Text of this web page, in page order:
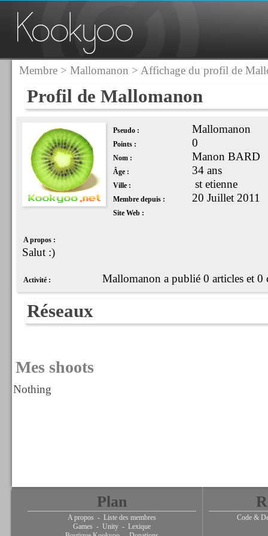
Membre> Mallomanon > Affichage du profil de
Profil de Mallomanon
Pseudo : Mallomanon
Points : 0
Nom : Manon BARD
Âge : 34 ans
Ville : st etienne
Membre depuis : 20 Juillet 2011
Site Web :
A propos :
Salut :)
Activité : Mallomanon a publié 0 articles et 0
Réseaux
Mes shoots
Nothing
Plan
A propos - Liste des membres
Games - Unity - Lexique
Code &